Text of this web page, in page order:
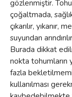
gözlenmiştir.
çoğaltmada,
çıkarılır, yıkanır,
suyundan
Burada dikkat
nokta tohumların
fazla
kullanılması